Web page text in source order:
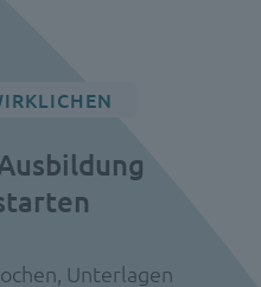
Unterlagen